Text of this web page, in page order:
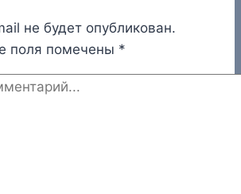
не будет опубликован.
поля помечены *